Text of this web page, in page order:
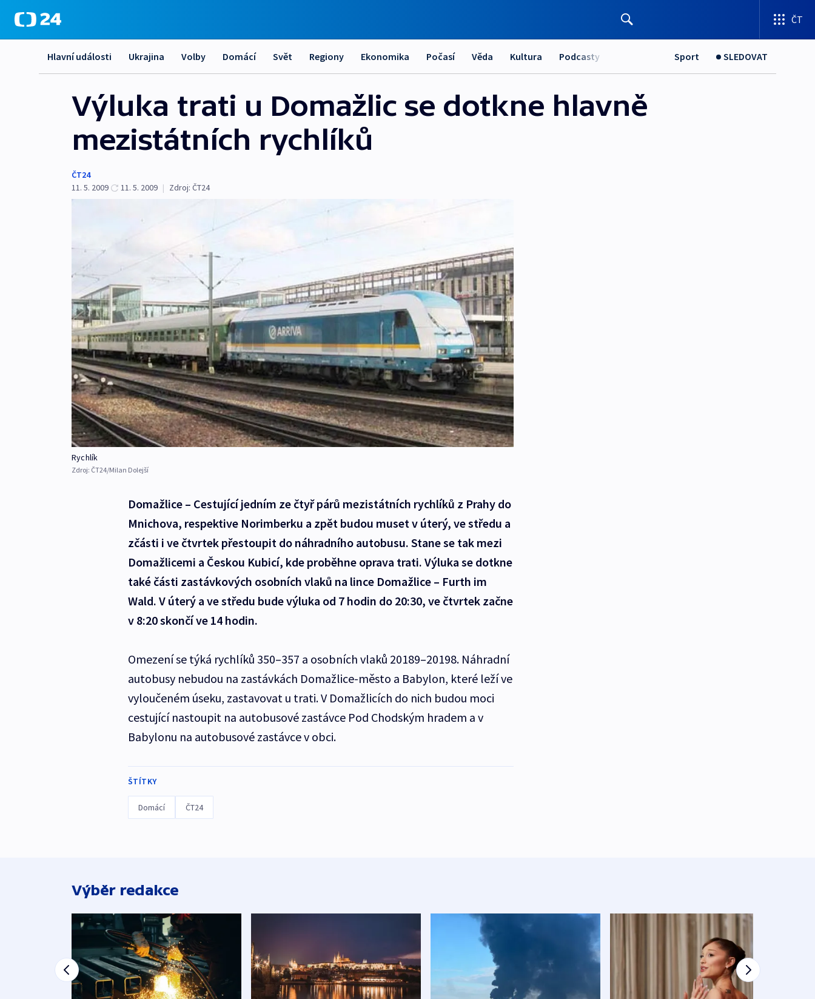
ČT
Hlavní události Ukrajina Volby Domácí Svět Regiony Ekonomika Počasí Věda Kultura Podcasty Sport SLEDOVAT
Výluka trati u Domažlic se dotkne hlavně
mezistátních rychlíků
ČT24
11. 5. 2009
11. 5. 2009 | Zdroj: ČT24
Rychlík
Zdroj: ČT24/Milan Dolejší
Domažlice – Cestující jedním ze čtyř párů mezistátních rychlíků z Prahy do
Mnichova, respektive Norimberku a zpět budou muset v úterý, ve středu a
zčásti i ve čtvrtek přestoupit do náhradního autobusu. Stane se tak mezi
Domažlicemi a Českou Kubicí, kde proběhne oprava trati. Výluka se dotkne
také části zastávkových osobních vlaků na lince Domažlice – Furth im
Wald. V úterý a ve středu bude výluka od 7 hodin do 20:30, ve čtvrtek začne
v 8:20 skončí ve 14 hodin.
Omezení se týká rychlíků 350–357 a osobních vlaků 20189–20198. Náhradní
autobusy nebudou na zastávkách Domažlice-město a Babylon, které leží ve
vyloučeném úseku, zastavovat u trati. V Domažlicích do nich budou moci
cestující nastoupit na autobusové zastávce Pod Chodským hradem a v
Babylonu na autobusové zastávce v obci.
ŠTÍTKY
Domácí ČT24
Výběr redakce